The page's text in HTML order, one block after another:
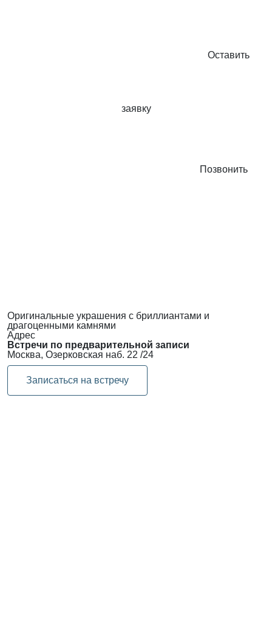
Оставить
заявку
Позвонить
Оригинальные украшения с бриллиантами и
драгоценными камнями
Адрес
Встречи по предварительной записи
Москва, Озерковская наб. 22 /24
Записаться на встречу